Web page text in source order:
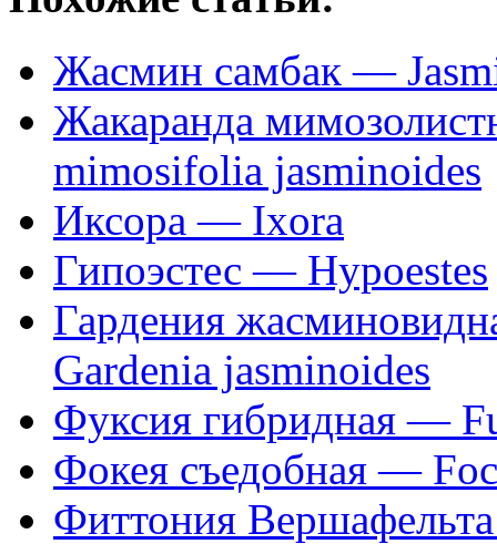
Жасмин самбак —
Жакаранда
mimosifolia jasminoides
Иксора — Ixora
Гипоэстес — Hypoestes
Гардения
Gardenia jasminoides
Фуксия гибридная —
Фокея съедобная —
Фиттония